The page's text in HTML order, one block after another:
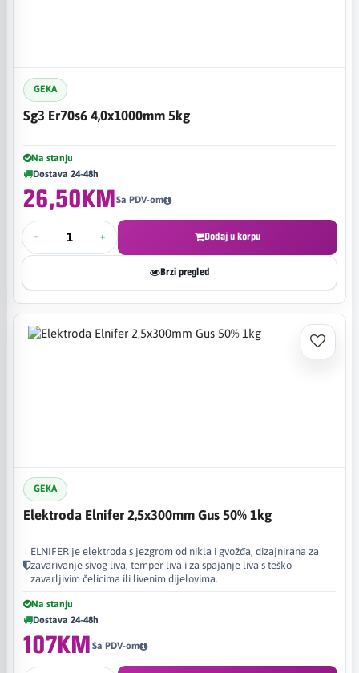
GEKA
Sg3 Er70s6 4,0x1000mm 5kg
Na stanju
Dostava 24-48h
26,50KMSa PDV-om
- + Dodaj u korpu
Brzi pregled
GEKA
Elektroda Elnifer 2,5x300mm Gus 50% 1kg
ELNIFER je elektroda s jezgrom od nikla i gvožđa, dizajnirana za
zavarivanje sivog liva, temper liva i za spajanje liva s teško
zavarljivim čelicima ili livenim dijelovima. ​
Na stanju
Dostava 24-48h
107KM Sa PDV-om